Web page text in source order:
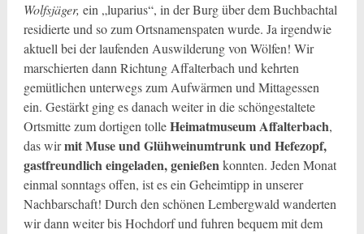
Wolfsjäger, ein „luparius“, in der Burg über dem Buchbachtal
residierte und so zum Ortsnamenspaten wurde. Ja irgendwie
aktuell bei der laufenden Auswilderung von Wölfen! Wir
marschierten dann Richtung Affalterbach und kehrten
gemütlichen unterwegs zum Aufwärmen und Mittagessen
ein. Gestärkt ging es danach weiter in die schöngestaltete
Ortsmitte zum dortigen tolleHeimatmuseum Affalterbach,
das wirmit Muse und Glühweinumtrunk und Hefezopf,
gastfreundlich eingeladen, genießenkonnten. Jeden Monat
einmal sonntags offen, ist es ein Geheimtipp in unserer
Nachbarschaft! Durch den schönen Lembergwald wanderten
wir dann weiter bis Hochdorf und fuhren bequem mit dem